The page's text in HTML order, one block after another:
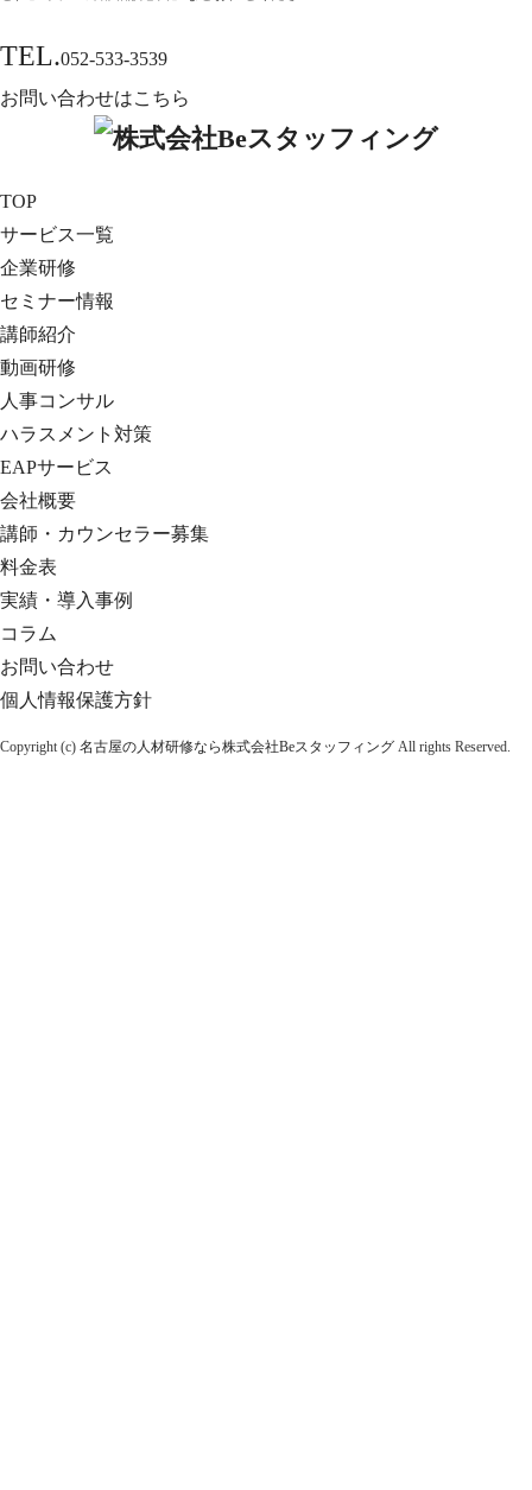
TEL.052-533-3539
お問い合わせはこちら
TOP
サービス一覧
企業研修
セミナー情報
講師紹介
動画研修
人事コンサル
ハラスメント対策
EAPサービス
会社概要
講師・カウンセラー募集
料金表
実績・導入事例
コラム
お問い合わせ
個人情報保護方針
Copyright (c) 名古屋の人材研修なら株式会社Beスタッフィング All rights Reserved.